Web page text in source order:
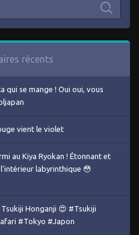
récents
qui se mange ! Oui oui, vous
vient le violet
au Kiya Ryokan ! Étonnant et
labyrinthique 😳
Honganji 😍 #Tsukiji
#Tokyo #Japon